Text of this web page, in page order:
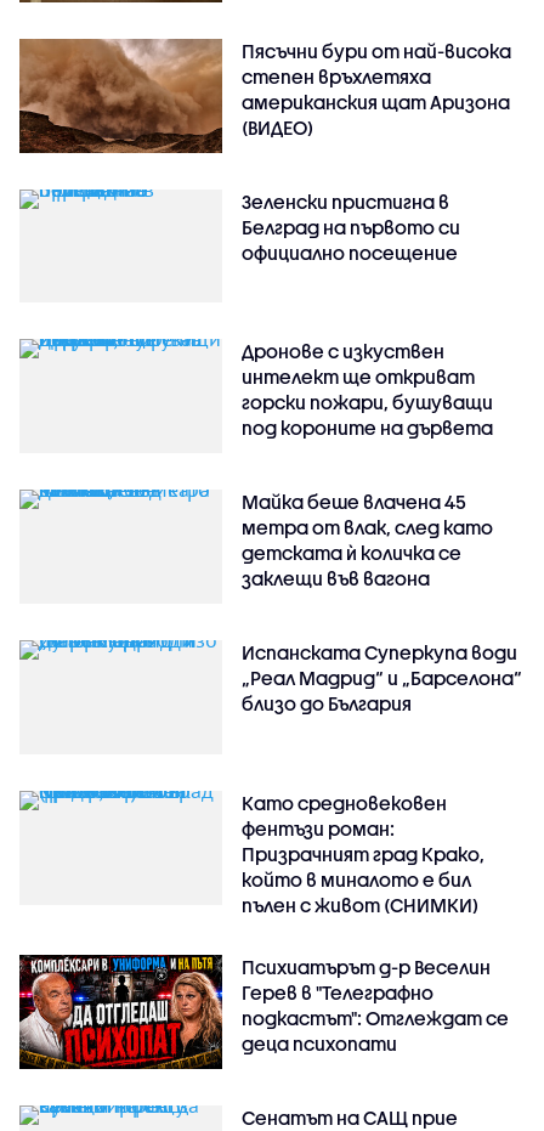
Пясъчни бури от най-висока
степен връхлетяха
американския щат Аризона
(ВИДЕО)
Зеленски пристигна в
Белград на първото си
официално посещение
Дронове с изкуствен
интелект ще откриват
горски пожари, бушуващи
под короните на дървета
Майка беше влачена 45
метра от влак, след като
детската ѝ количка се
заклещи във вагона
Испанската Суперкупа води
„Реал Мадрид“ и „Барселона“
близо до България
Като средновековен
фентъзи роман:
Призрачният град Крако,
който в миналото е бил
пълен с живот (СНИМКИ)
Психиатърът д-р Веселин
Герев в "Телеграфно
подкастът": Отглеждат се
деца психопати
Сенатът на САЩ прие